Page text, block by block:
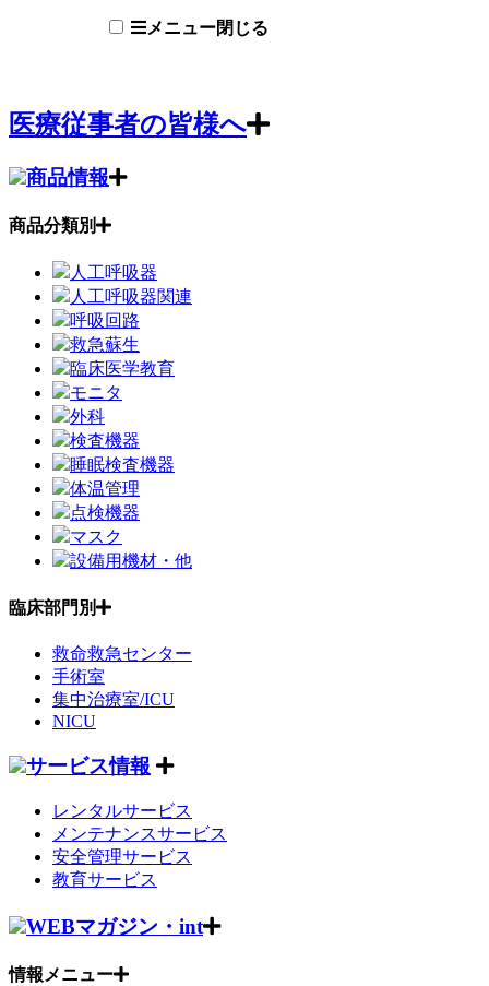
メニュー閉じる
医療従事者の皆様へ
商品情報
商品分類別
人工呼吸器
人工呼吸器関連
呼吸回路
救急蘇生
臨床医学教育
モニタ
外科
検査機器
睡眠検査機器
体温管理
点検機器
マスク
設備用機材・他
臨床部門別
救命救急センター
手術室
集中治療室/ICU
NICU
サービス情報
レンタルサービス
メンテナンスサービス
安全管理サービス
教育サービス
WEBマガジン・int
情報メニュー